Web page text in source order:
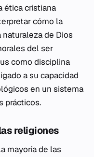
ética cristiana
cómo la
de Dios
del ser
como disciplina
a su capacidad
en un sistema
prácticos.
religiones
mayoría de las